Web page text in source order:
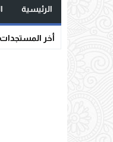
الرئيسية
أخر المستجدات